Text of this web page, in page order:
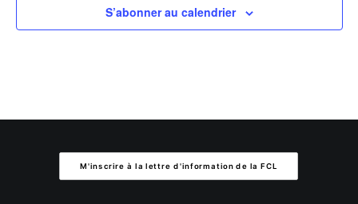
S’abonner au calendrier
M'inscrire à la lettre d'information de la FCL